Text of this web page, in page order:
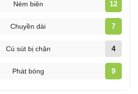
Ném biên 12
Chuyền dài 7
Cú sút bị chặn 4
Phát bóng 9